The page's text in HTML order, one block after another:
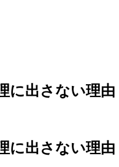
に出さない理由
に出さない理由